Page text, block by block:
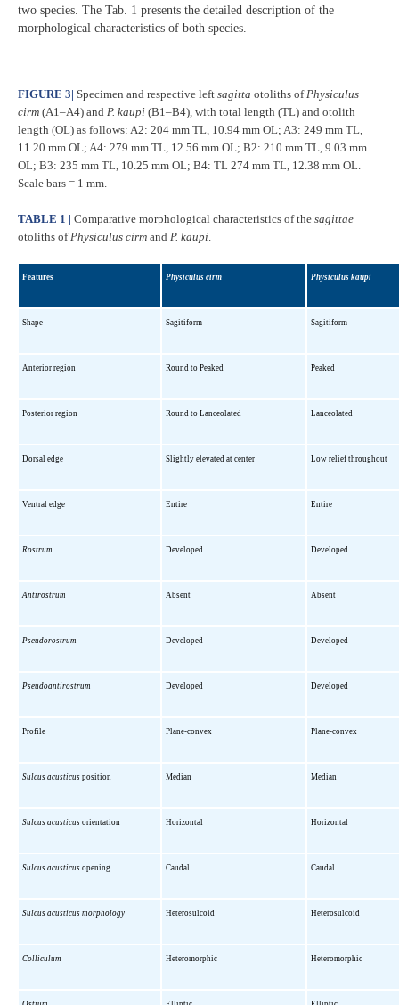
two species. The Tab. 1 presents the detailed description of the
morphological characteristics of both species.
FIGURE 3| Specimen and respective left sagitta otoliths ofPhysiculus
cirm (A1–A4) and P. kaupi (B1–B4), with total length (TL) and otolith
length (OL) as follows: A2: 204 mm TL, 10.94 mm OL; A3: 249 mm TL,
11.20 mm OL; A4: 279 mm TL, 12.56 mm OL; B2: 210 mm TL, 9.03 mm
OL; B3: 235 mm TL, 10.25 mm OL; B4: TL 274 mm TL, 12.38 mm OL.
Scale bars = 1 mm.
TABLE 1 | Comparative morphological characteristics of the sagittae
otoliths of Physiculus cirm and P. kaupi
Features Physiculus cirm Physiculus kaupi
Shape Sagitiform Sagitiform
Anterior region Round to Peaked Peaked
Posterior region Round to Lanceolated Lanceolated
Dorsal edge Slightly elevated at center Low relief throughout
Ventral edge Entire Entire
Rostrum Developed Developed
Antirostrum Absent Absent
Pseudorostrum Developed Developed
Pseudoantirostrum Developed Developed
Profile Plane-convex Plane-convex
Sulcus acusticus position Median Median
Sulcus acusticus orientation Horizontal Horizontal
Sulcus acusticus opening Caudal Caudal
Sulcus acusticus morphology Heterosulcoid Heterosulcoid
Colliculum Heteromorphic Heteromorphic